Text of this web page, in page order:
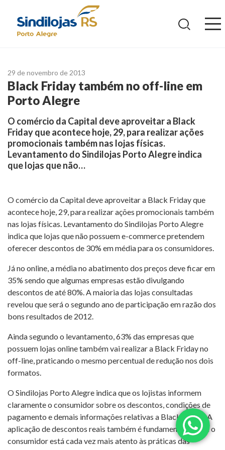
29 de novembro de 2013
Black Friday também no off-line em
Porto Alegre
O comércio da Capital deve aproveitar a Black
Friday que acontece hoje, 29, para realizar ações
promocionais também nas lojas físicas.
Levantamento do Sindilojas Porto Alegre indica
que lojas que não…
O comércio da Capital deve aproveitar a Black Friday que
acontece hoje, 29, para realizar ações promocionais também
nas lojas físicas. Levantamento do Sindilojas Porto Alegre
indica que lojas que não possuem e-commerce pretendem
oferecer descontos de 30% em média para os consumidores.
Já no online, a média no abatimento dos preços deve ficar em
35% sendo que algumas empresas estão divulgando
descontos de até 80%. A maioria das lojas consultadas
revelou que será o segundo ano de participação em razão dos
bons resultados de 2012.
Ainda segundo o levantamento, 63% das empresas que
possuem lojas online também vai realizar a Black Friday no
off-line, praticando o mesmo percentual de redução nos dois
formatos.
O Sindilojas Porto Alegre indica que os lojistas informem
claramente o consumidor sobre os descontos, condições de
pagamento e demais informações relativas a Black Friday. A
aplicação de descontos reais também é fundamental, já que o
consumidor está cada vez mais atento às práticas das